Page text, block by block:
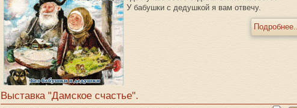
У бабушки с дедушкой я вам отвечу.
Подробнее...
Выставка "Дамское счастье".